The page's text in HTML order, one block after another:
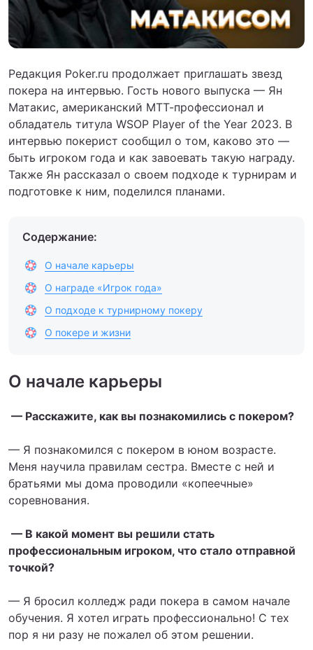
Редакция Poker.ru продолжает приглашать звезд
покера на интервью. Гость нового выпуска — Ян
Матакис, американский МТТ-профессионал и
обладатель титула WSOP Player of the Year 2023. В
интервью покерист сообщил о том, каково это —
быть игроком года и как завоевать такую награду.
Также Ян рассказал о своем подходе к турнирам и
подготовке к ним, поделился планами.
Содержание:
О начале карьеры
О награде «Игрок года»
О подходе к турнирному покеру
О покере и жизни
О начале карьеры
— Расскажите, как вы познакомились с покером?
— Я познакомился с покером в юном возрасте.
Меня научила правилам сестра. Вместе с ней и
братьями мы дома проводили «копеечные»
соревнования.
— В какой момент вы решили стать
профессиональным игроком, что стало отправной
точкой?
— Я бросил колледж ради покера в самом начале
обучения. Я хотел играть профессионально! С тех
пор я ни разу не пожалел об этом решении.